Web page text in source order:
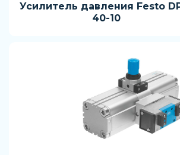
Усилитель давления Festo
40-10